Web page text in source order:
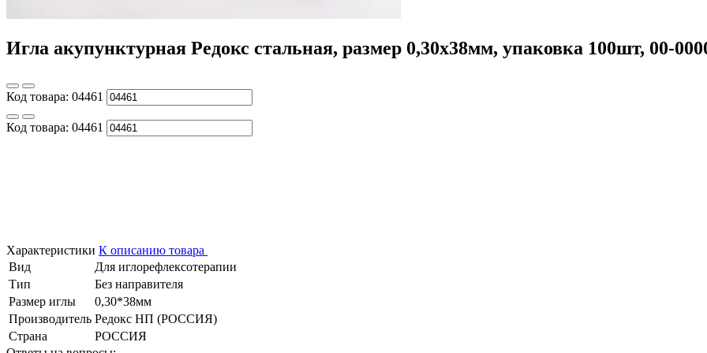
Игла акупунктурная Редокс стальная, размер 0,30х38мм, упаковка 100шт, 00-
Код товара: 04461
Код товара: 04461
Характеристики К описанию товара
Вид
Для иглорефлексотерапии
Тип
Без направителя
Размер иглы
0,30*38мм
Производитель Редокс НП (РОССИЯ)
Страна
РОССИЯ